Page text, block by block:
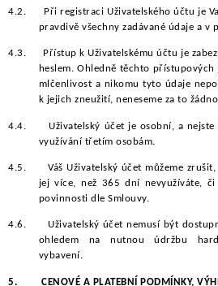
4.2.
Při registraci Uživatelského účtu je
pravdivě všechny zadávané údaje a v
4.3.
Přístup k Uživatelskému účtu je
heslem. Ohledně těchto
mlčenlivost a nikomu tyto údaje
k jejich zneužití, neneseme za to
4.4.
Uživatelský účet je osobní, a
využívání třetím osobám.
4.5.
Váš Uživatelský účet můžeme
jej více, než 365 dní nevyužíváte,
povinnosti dle Smlouvy.
4.6.
Uživatelský účet nemusí být
ohledem na nutnou údržbu
vybavení.
5. CENOVÉ A PLATEBNÍ PODMÍNKY,